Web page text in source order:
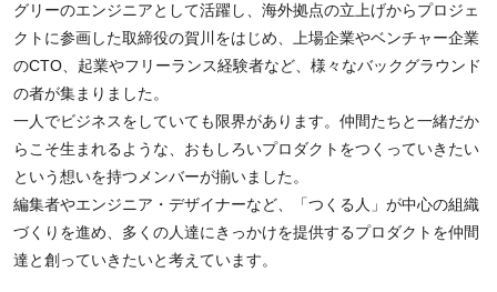
グリーのエンジニアとして活躍し、海外拠点の立上げからプロジェ
クトに参画した取締役の賀川をはじめ、上場企業やベンチャー企業
のCTO、起業やフリーランス経験者など、様々なバックグラウンド
の者が集まりました。
一人でビジネスをしていても限界があります。仲間たちと一緒だか
らこそ生まれるような、おもしろいプロダクトをつくっていきたい
という想いを持つメンバーが揃いました。
編集者やエンジニア・デザイナーなど、「つくる人」が中心の組織
づくりを進め、多くの人達にきっかけを提供するプロダクトを仲間
達と創っていきたいと考えています。